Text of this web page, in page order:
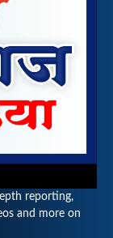
reporting,
and more on